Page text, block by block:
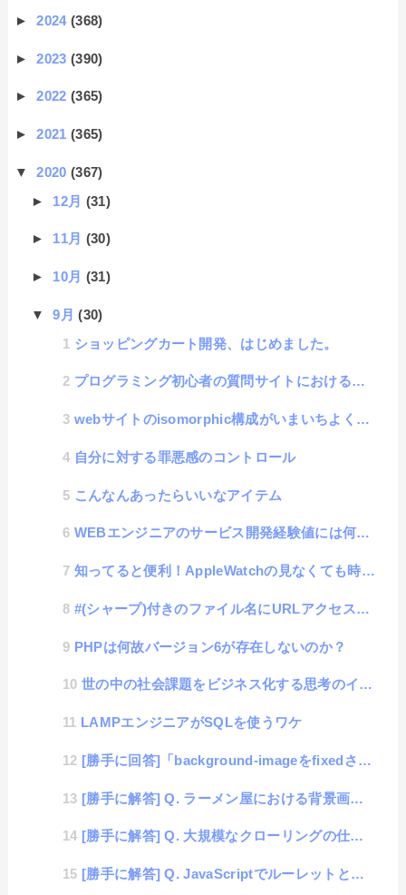
►2024(368)
►2023(390)
►2022(365)
►2021(365)
▼2020(367)
► 12月 (31)
► 11月 (30)
► 10月 (31)
▼9月(30)
ショッピングカート開発、はじめました。
プログラミング初心者の質問サイトにおける回答者の心無い言葉についての話
webサイトのisomorphic構成がいまいちよく分からん話
自分に対する罪悪感のコントロール
こんなんあったらいいなアイテム
WEBエンジニアのサービス開発経験値には何が必要なのか？
知ってると便利！AppleWatchの見なくても時刻が分かる「TapTicタイム」機能
#(シャープ)付きのファイル名にURLアクセスする方法
PHPは何故バージョン6が存在しないのか？
世の中の社会課題をビジネス化する思考のイノベーション性
LAMPエンジニアがSQLを使うワケ
[勝手に回答]「background-imageをfixedさせたい」
[勝手に解答] Q. ラーメン屋における背景画像の表示サイズ
[勝手に解答] Q. 大規模なクローリングの仕組みについて
[勝手に解答] Q. JavaScriptでルーレットと一緒に画像を用いたアニメーションを動かしたい...